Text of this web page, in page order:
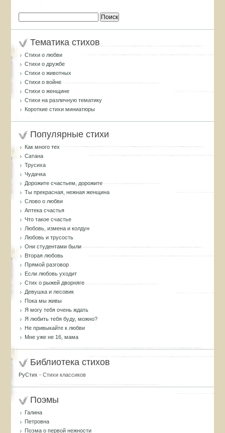
Тематика стихов
Стихи о любви
Стихи о дружбе
Стихи о животных
Стихи о войне
Стихи о женщине
Стихи на различную тематику
Короткие стихи миниатюры
Популярные стихи
Как много тех
Сатана
Трусиха
Чудачка
Дорожите счастьем, дорожите
Ты прекрасная, нежная женщина
Слово о любви
Аптека счастья
Что такое счастье
Любовь, измена и колдун
Любовь и трусость
Они студентами были
Вторая любовь
Прямой разговор
Если любовь уходит
Стих о рыжей дворняге
Девушка и лесовик
Пока мы живы
Я могу тебя очень ждать
Я любить тебя буду, можно?
Не привыкайте к любви
Мне уже не 16, мама
Библиотека стихов
РуСтих - Стихи классиков
Поэмы
Галина
Петровна
Поэма о первой нежности